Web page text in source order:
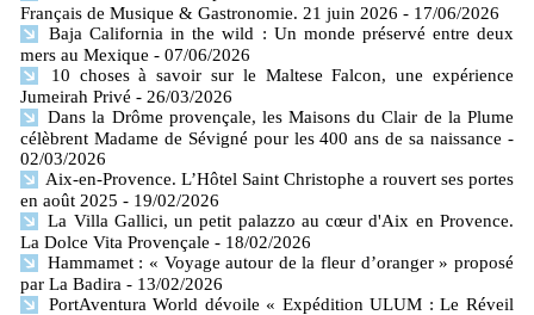
Français de Musique & Gastronomie. 21 juin 2026 - 17/06/2026
Baja California in the wild : Un monde préservé entre deux
mers​ au Mexique - 07/06/2026
10 choses à savoir sur le Maltese Falcon, une expérience
Jumeirah Privé - 26/03/2026
Dans la Drôme provençale, les Maisons du Clair de la Plume
célèbrent Madame de Sévigné pour les 400 ans de sa naissance -
02/03/2026
Aix-en-Provence. L’Hôtel Saint Christophe a rouvert ses portes
en août 2025 - 19/02/2026
La Villa Gallici, un petit palazzo au cœur d'Aix en Provence.
La Dolce Vita Provençale - 18/02/2026
Hammamet : « Voyage autour de la fleur d’oranger » proposé
par La Badira - 13/02/2026
PortAventura World dévoile « Expédition ULUM : Le Réveil